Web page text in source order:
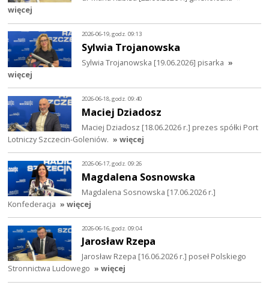
więcej
2026-06-19, godz. 09:13
Sylwia Trojanowska
Sylwia Trojanowska [19.06.2026] pisarka »
więcej
2026-06-18, godz. 09:40
Maciej Dziadosz
Maciej Dziadosz [18.06.2026 r.] prezes spółki Port
Lotniczy Szczecin-Goleniów. » więcej
2026-06-17, godz. 09:26
Magdalena Sosnowska
Magdalena Sosnowska [17.06.2026 r.]
Konfederacja » więcej
2026-06-16, godz. 09:04
Jarosław Rzepa
Jarosław Rzepa [16.06.2026 r.] poseł Polskiego
Stronnictwa Ludowego » więcej